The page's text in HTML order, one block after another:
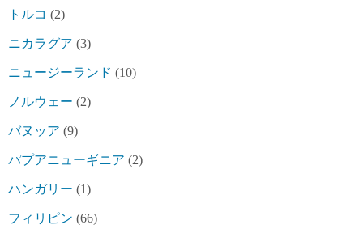
トルコ (2)
ニカラグア (3)
ニュージーランド (10)
ノルウェー (2)
バヌッア (9)
パプアニューギニア (2)
ハンガリー (1)
フィリピン (66)